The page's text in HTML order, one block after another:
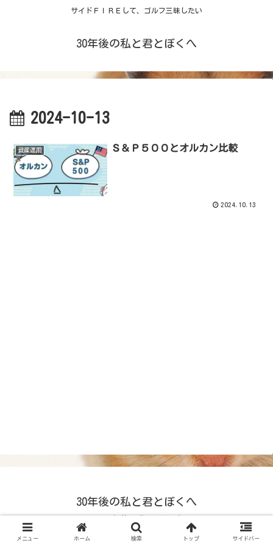
サイドＦＩＲＥして、ゴルフ三昧したい
30年後の私と君とぼくへ
2024-10-13
資産運用 Ｓ＆Ｐ５００とオルカン比較
2024.10.13
30年後の私と君とぼくへ
メニュー ホーム 検索 トップ サイドバー